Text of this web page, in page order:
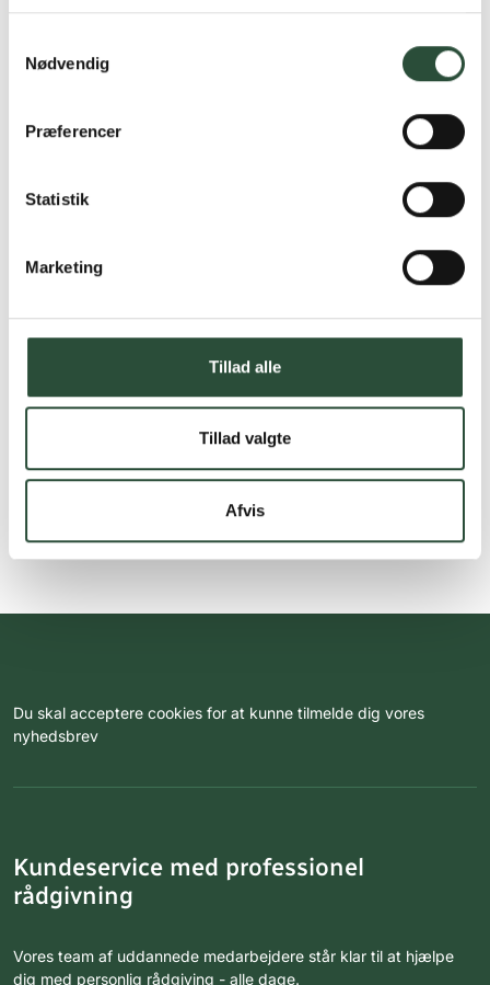
Nødvendig
Præferencer
Statistik
Marketing
Tillad alle
Tillad valgte
Afvis
Du skal acceptere cookies for at kunne tilmelde dig vores
nyhedsbrev
Kundeservice med professionel
rådgivning
Vores team af uddannede medarbejdere står klar til at hjælpe
dig med personlig rådgiving - alle dage.